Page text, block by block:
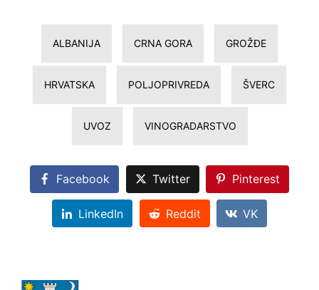
ALBANIJA CRNA GORA GROŽĐE
HRVATSKA POLJOPRIVREDA ŠVERC
UVOZ VINOGRADARSTVO
Facebook Twitter Pinterest
LinkedIn Reddit VK